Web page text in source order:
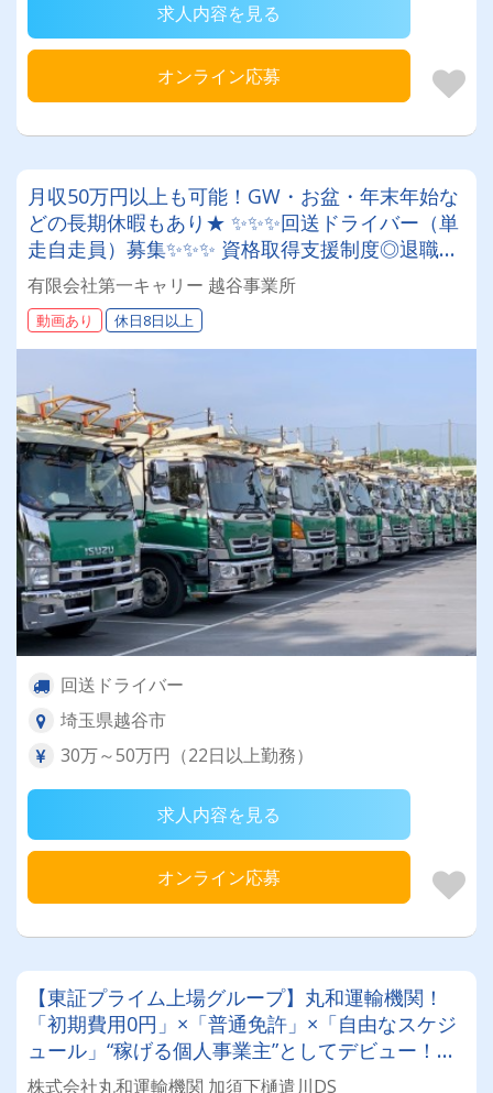
求人内容を見る
オンライン応募
月収50万円以上も可能！GW・お盆・年末年始な
どの長期休暇もあり★ ✨✨✨回送ドライバー（単
走自走員）募集✨✨✨ 資格取得支援制度◎退職金
制度◎企業年金制度◎安心して長く働ける環境が
あります！
有限会社第一キャリー 越谷事業所
動画あり 休日8日以上
回送ドライバー
埼玉県越谷市
30万～50万円（22日以上勤務）
求人内容を見る
オンライン応募
【東証プライム上場グループ】丸和運輸機関！
「初期費用0円」×「普通免許」×「自由なスケジ
ュール」“稼げる個人事業主”としてデビュー！確
定申告など充実のサポート体制も♪
株式会社丸和運輸機関 加須下樋遣川DS